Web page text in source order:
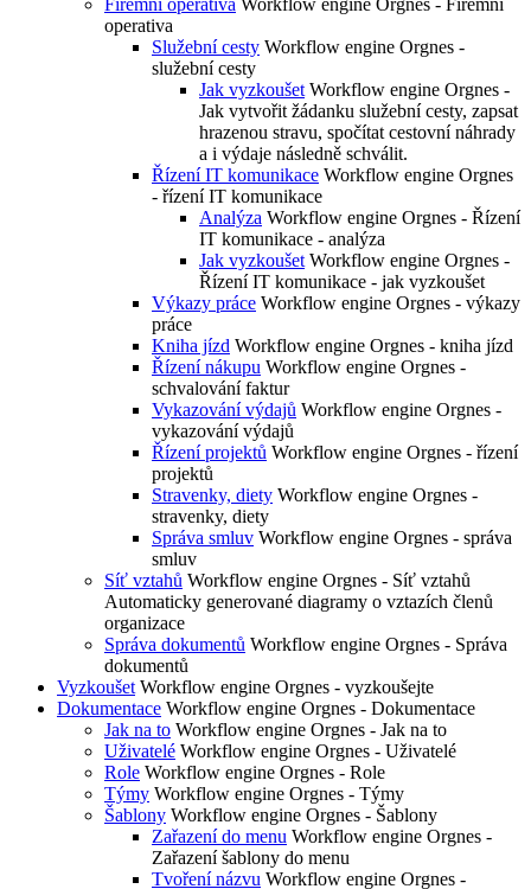
Firemní operativa Workflow engine Orgnes - Firemní
operativa
Služební cesty Workflow engine Orgnes -
služební cesty
Jak vyzkoušet Workflow engine Orgnes -
Jak vytvořit žádanku služební cesty, zapsat
hrazenou stravu, spočítat cestovní náhrady
a i výdaje následně schválit.
Řízení IT komunikace Workflow engine Orgnes
- řízení IT komunikace
Analýza Workflow engine Orgnes - Řízení
IT komunikace - analýza
Jak vyzkoušet Workflow engine Orgnes -
Řízení IT komunikace - jak vyzkoušet
Výkazy práce Workflow engine Orgnes - výkazy
práce
Kniha jízd Workflow engine Orgnes - kniha jízd
Řízení nákupu Workflow engine Orgnes -
schvalování faktur
Vykazování výdajů Workflow engine Orgnes -
vykazování výdajů
Řízení projektů Workflow engine Orgnes - řízení
projektů
Stravenky, diety Workflow engine Orgnes -
stravenky, diety
Správa smluv Workflow engine Orgnes - správa
smluv
Síť vztahů Workflow engine Orgnes - Síť vztahů
Automaticky generované diagramy o vztazích členů
organizace
Správa dokumentů Workflow engine Orgnes - Správa
dokumentů
Vyzkoušet Workflow engine Orgnes - vyzkoušejte
Dokumentace Workflow engine Orgnes - Dokumentace
Jak na to Workflow engine Orgnes - Jak na to
Uživatelé Workflow engine Orgnes - Uživatelé
Role Workflow engine Orgnes - Role
Týmy Workflow engine Orgnes - Týmy
Šablony Workflow engine Orgnes - Šablony
Zařazení do menu Workflow engine Orgnes -
Zařazení šablony do menu
Tvoření názvu Workflow engine Orgnes -